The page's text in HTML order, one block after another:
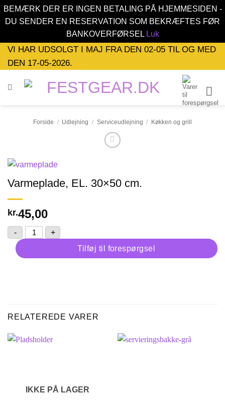
BEMÆRK DER ER INGEN BETALING PÅ HJEMMESIDEN -
DU SENDER EN RESERVATION SOM BEKRÆFTES FØR
BANKOVERFØRSEL Luk
Fortsæt
VI HAR UDSOLGT I MAJ FRA DEN 02-05 TIL OG MED
DEN 17-05-2026.
Forside / Udlejning / Serviceudlejning / Køkken og grill
Varmeplade, EL. 30×50 cm.
kr.45,00
- Varmeplade, EL. 30x50 cm. antal
+
Tilføj til forespørgsel
RELATEREDE VARER
IKKE PÅ LAGER